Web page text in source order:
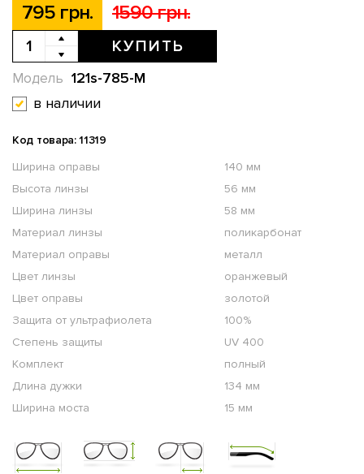
795 грн. 1590 грн.
КУПИТЬ
121s-785-M
Модель
в наличии
Код товара: 11319
Ширина оправы
140 мм
Высота линзы
56 мм
Ширина линзы
58 мм
Материал линзы
поликарбонат
Материал оправы
металл
Цвет линзы
оранжевый
Цвет оправы
золотой
Защита от ультрафиолета
100%
Степень защиты
UV 400
Комплект
полный
Длина дужки
134 мм
Ширина моста
15 мм